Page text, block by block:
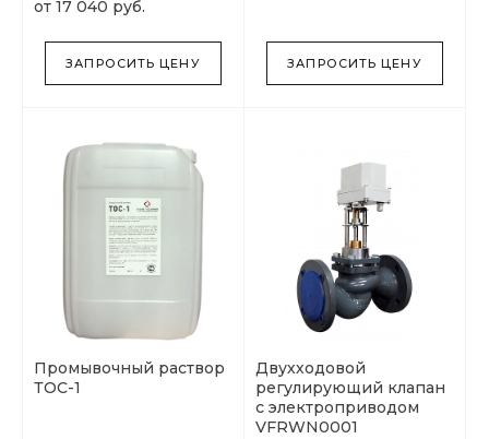
от 17 040 руб.
ЗАПРОСИТЬ ЦЕНУ ЗАПРОСИТЬ ЦЕНУ
Промывочный раствор
ТОС-1
Двухходовой
регулирующий клапан
с электроприводом
VFRWN0001